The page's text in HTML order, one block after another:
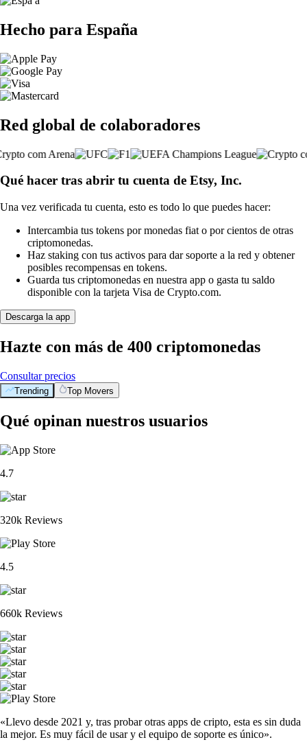
Hecho para España
Red global de colaboradores
Qué hacer tras abrir tu cuenta de Etsy, Inc.
Una vez verificada tu cuenta, esto es todo lo que puedes hacer:
Intercambia tus tokens por monedas fiat o por cientos de otras
criptomonedas.
Haz staking con tus activos para dar soporte a la red y obtener
posibles recompensas en tokens.
Guarda tus criptomonedas en nuestra app o gasta tu saldo
disponible con la tarjeta Visa de Crypto.com.
Descarga la app
Hazte con más de 400 criptomonedas
Consultar precios
Trending Top Movers
Qué opinan nuestros usuarios
4.7
320k Reviews
4.5
660k Reviews
«Llevo desde 2021 y, tras probar otras apps de cripto, esta es sin duda
la mejor. Es muy fácil de usar y el equipo de soporte es único».